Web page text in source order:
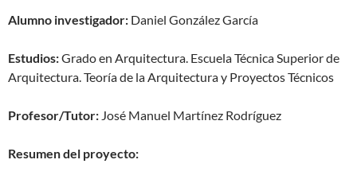
Alumno investigador: Daniel González García
Estudios:Grado en Arquitectura. Escuela Técnica Superior de
Arquitectura. Teoría de la Arquitectura y Proyectos Técnicos
Profesor/Tutor: José Manuel Martínez Rodríguez
Resumen del proyecto: